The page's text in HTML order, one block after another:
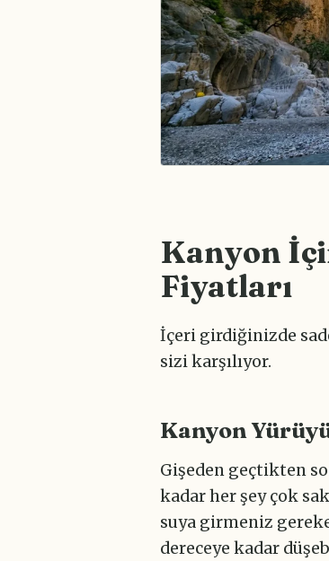
Kanyon
Fiyatları
İçeri girdiğinizde
sizi karşılıyor.
Kanyon
Gişeden geçtikten
kadar her şey çok
suya girmeniz
dereceye kadar